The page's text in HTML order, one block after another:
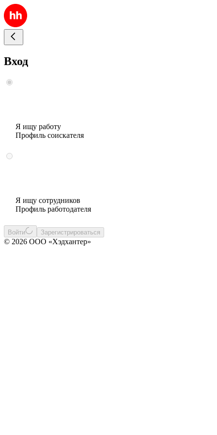
Вход
Я ищу работу
Профиль соискателя
Я ищу сотрудников
Профиль работодателя
Войти Зарегистрироваться
© 2026 ООО «Хэдхантер»